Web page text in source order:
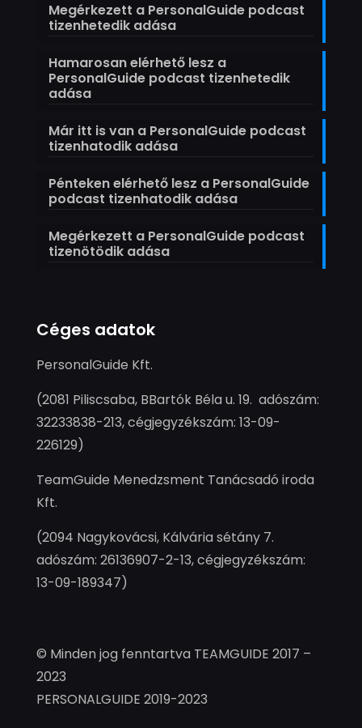
Megérkezett a PersonalGuide podcast
tizenhetedik adása
Hamarosan elérhető lesz a
PersonalGuide podcast tizenhetedik
adása
Már itt is van a PersonalGuide podcast
tizenhatodik adása
Pénteken elérhető lesz a PersonalGuide
podcast tizenhatodik adása
Megérkezett a PersonalGuide podcast
tizenötödik adása
Céges adatok
PersonalGuide Kft.
(2081 Piliscsaba, BBartók Béla u. 19. adószám:
32233838-213, cégjegyzékszám: 13-09-
226129)
TeamGuide Menedzsment Tanácsadó iroda
Kft.
(2094 Nagykovácsi, Kálvária sétány 7.
adószám: 26136907-2-13, cégjegyzékszám:
13-09-189347)
© Minden jog fenntartva TEAMGUIDE 2017 –
2023
PERSONALGUIDE 2019-2023